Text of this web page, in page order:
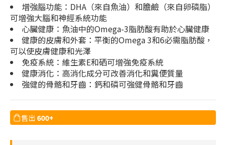
增強腦功能：DHA（來自魚油）和膽鹼（來自卵磷脂）
可增強大腦和神經系統功能
心臟健康：魚油中的Omega-3脂肪酸有助於心臟健康
健康的皮膚和外套：平衡的Omega 3和6必需脂肪酸，
可以使皮膚健康和光澤
免疫系統：維生素E和硒可增強免疫系統
健康消化：高消化成分可改善消化和糞便質量
強健的骨骼和牙齒：鈣和磷可強健骨骼和牙齒
售出 600+